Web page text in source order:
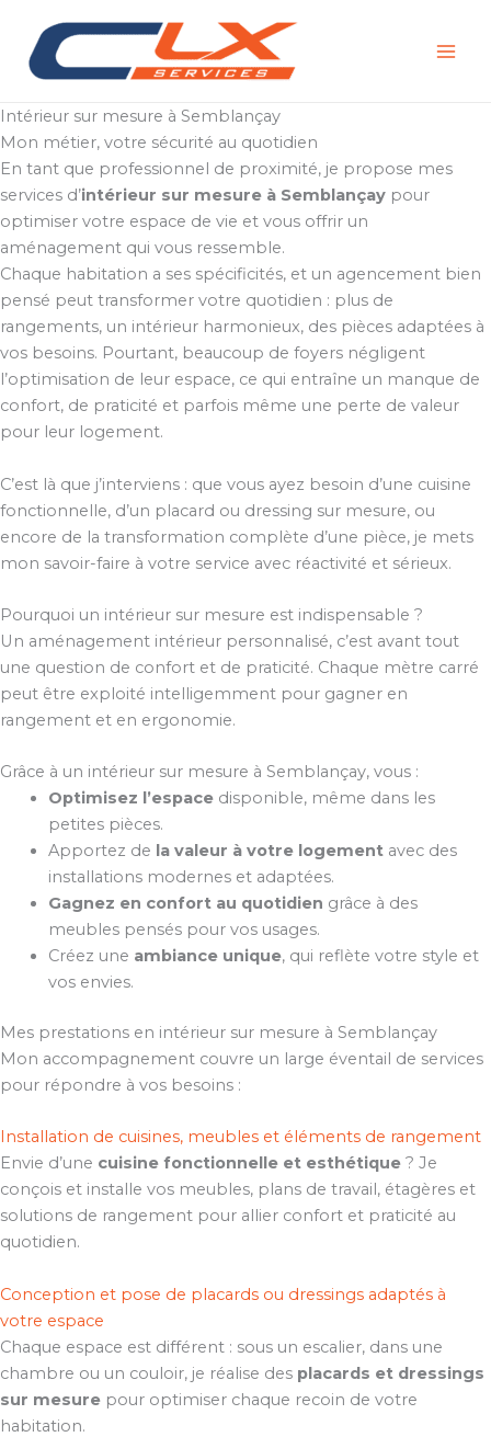
contenu
Intérieur sur mesure à Semblançay
Mon métier, votre sécurité au quotidien
En tant que professionnel de proximité, je propose mes
services d’intérieur sur mesure à Semblançay pour
optimiser votre espace de vie et vous offrir un
aménagement qui vous ressemble.
Chaque habitation a ses spécificités, et un agencement bien
pensé peut transformer votre quotidien : plus de
rangements, un intérieur harmonieux, des pièces adaptées à
vos besoins. Pourtant, beaucoup de foyers négligent
l’optimisation de leur espace, ce qui entraîne un manque de
confort, de praticité et parfois même une perte de valeur
pour leur logement.
C’est là que j’interviens : que vous ayez besoin d’une cuisine
fonctionnelle, d’un placard ou dressing sur mesure, ou
encore de la transformation complète d’une pièce, je mets
mon savoir-faire à votre service avec réactivité et sérieux.
Pourquoi un intérieur sur mesure est indispensable ?
Un aménagement intérieur personnalisé, c’est avant tout
une question de confort et de praticité. Chaque mètre carré
peut être exploité intelligemment pour gagner en
rangement et en ergonomie.
Grâce à un intérieur sur mesure à Semblançay, vous :
Optimisez l’espacedisponible, même dans les
petites pièces.
Apportez de la valeur à votre logementavec des
installations modernes et adaptées.
Gagnez en confort au quotidien grâce à des
meubles pensés pour vos usages.
Créez une ambiance unique, qui reflète votre style et
vos envies.
Mes prestations en intérieur sur mesure à Semblançay
Mon accompagnement couvre un large éventail de services
pour répondre à vos besoins :
Installation de cuisines, meubles et éléments de rangement
Envie d’une cuisine fonctionnelle et esthétique ? Je
conçois et installe vos meubles, plans de travail, étagères et
solutions de rangement pour allier confort et praticité au
quotidien.
Conception et pose de placards ou dressings adaptés à
votre espace
Chaque espace est différent : sous un escalier, dans une
chambre ou un couloir, je réalise des placards et dressings
sur mesure pour optimiser chaque recoin de votre
habitation.